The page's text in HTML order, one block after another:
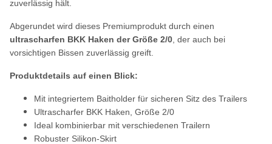
zuverlässig hält.
Abgerundet wird dieses Premiumprodukt durch einen
ultrascharfen BKK Haken der Größe 2/0 , der auch bei
vorsichtigen Bissen zuverlässig greift.
Produktdetails auf einen Blick:
Mit integriertem Baitholder für sicheren Sitz des Trailers
Ultrascharfer BKK Haken, Größe 2/0
Ideal kombinierbar mit verschiedenen Trailern
Robuster Silikon-Skirt